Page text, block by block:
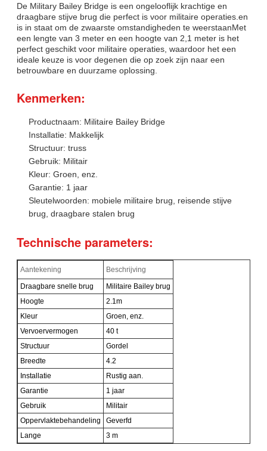
De Military Bailey Bridge is een ongelooflijk krachtige en
draagbare stijve brug die perfect is voor militaire operaties.en
is in staat om de zwaarste omstandigheden te weerstaanMet
een lengte van 3 meter en een hoogte van 2,1 meter is het
perfect geschikt voor militaire operaties, waardoor het een
ideale keuze is voor degenen die op zoek zijn naar een
betrouwbare en duurzame oplossing.
Kenmerken:
Productnaam: Militaire Bailey Bridge
Installatie: Makkelijk
Structuur: truss
Gebruik: Militair
Kleur: Groen, enz.
Garantie: 1 jaar
Sleutelwoorden: mobiele militaire brug, reisende stijve
brug, draagbare stalen brug
Technische parameters:
Aantekening
Beschrijving
Draagbare snelle brug
Militaire Bailey brug
Hoogte
2.1m
Kleur
Groen, enz.
Vervoervermogen
40 t
Structuur
Gordel
Breedte
4.2
Installatie
Rustig aan.
Garantie
1 jaar
Gebruik
Militair
Oppervlaktebehandeling
Geverfd
Lange
3 m